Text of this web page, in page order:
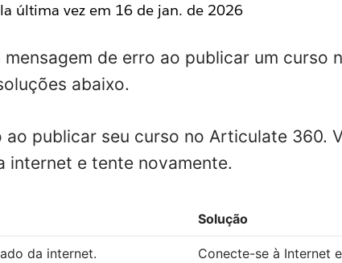
última vez em 16 de jan. de 2026
de erro ao publicar um curso
abaixo.
ao publicar seu curso no Articulate 360.
internet e tente novamente.
Solução
da internet. Conecte-se à Internet